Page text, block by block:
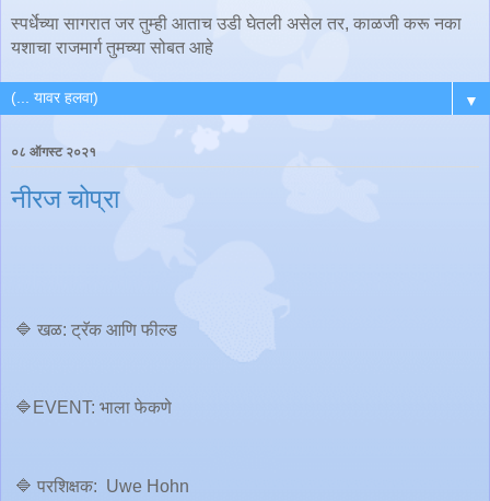
स्पर्धेच्या सागरात जर तुम्ही आताच उडी घेतली असेल तर, काळजी करू नका
यशाचा राजमार्ग तुमच्या सोबत आहे
▼
०८ ऑगस्ट २०२१
नीरज चोप्रा
🔷 खळ: ट्रॅक आणि फील्ड
🔷EVENT: भाला फेकणे
🔷 परशिक्षक: Uwe Hohn